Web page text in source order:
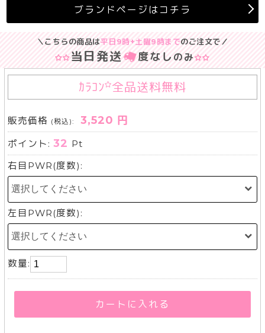
ブランドページはコチラ
＼こちらの商品は平日9時+土曜9時までのご注文で／
当日発送 度なし のみ
ｶﾗｺﾝ 全品送料無料
販売価格 (税込): 3,520 円
ポイント:32 Pt
右目PWR(度数):
左目PWR(度数):
数量:
カートに入れる